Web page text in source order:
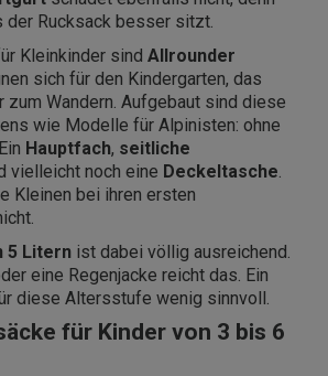
der Rucksack besser sitzt.
Kleinkinder sind Allrounder
sich für den Kindergarten, das
zum Wandern. Aufgebaut sind diese
wie Modelle für Alpinisten: ohne
Hauptfach, seitliche
vielleicht noch eine Deckeltasche
Kleinen bei ihren ersten
5 Litern ist dabei völlig ausreichend.
eine Regenjacke reicht das. Ein
diese Altersstufe wenig sinnvoll.
für Kinder von 3 bis 6